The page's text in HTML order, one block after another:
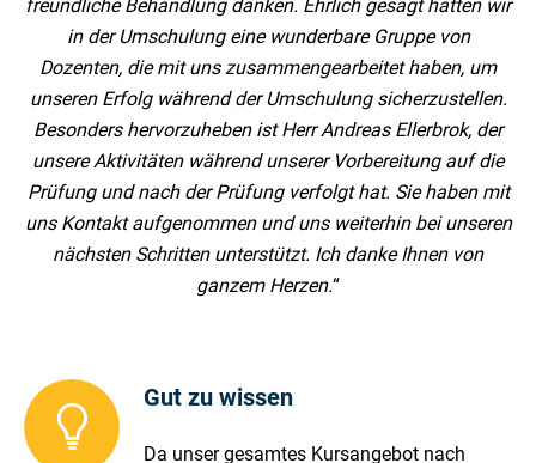
freundliche Behandlung danken. Ehrlich gesagt hatten wir
in der Umschulung eine wunderbare Gruppe von
Dozenten, die mit uns zusammengearbeitet haben, um
unseren Erfolg während der Umschulung sicherzustellen.
Besonders hervorzuheben ist Herr Andreas Ellerbrok, der
unsere Aktivitäten während unserer Vorbereitung auf die
Prüfung und nach der Prüfung verfolgt hat. Sie haben mit
uns Kontakt aufgenommen und uns weiterhin bei unseren
nächsten Schritten unterstützt. Ich danke Ihnen von
ganzem Herzen.“
Gut zu wissen
Da unser gesamtes Kursangebot nach